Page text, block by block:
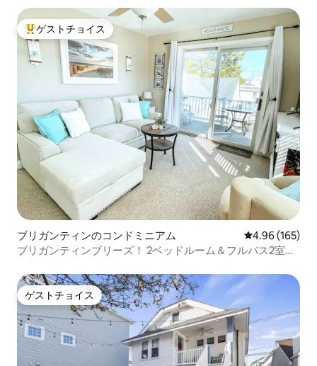
大好評のゲストチョイスです。
ゲストチョイス
ブリガンティンのコンドミニアム レビュー165
4.96 (165)
ブリガンティンブリーズ！ 2ベッドルーム＆フルバス2室の
ゲストチョイス
ゲストチョイス